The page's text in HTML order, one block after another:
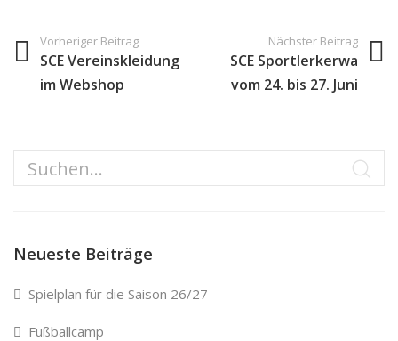
Vorheriger Beitrag
SCE Vereinskleidung
im Webshop
Nächster Beitrag
SCE Sportlerkerwa
vom 24. bis 27. Juni
Neueste Beiträge
Spielplan für die Saison 26/27
Fußballcamp